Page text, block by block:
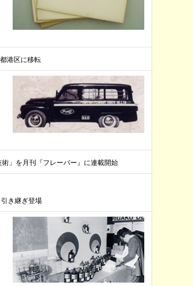
港区に移転
」を月刊『フレーバー』に連載開始
き継ぎ登場